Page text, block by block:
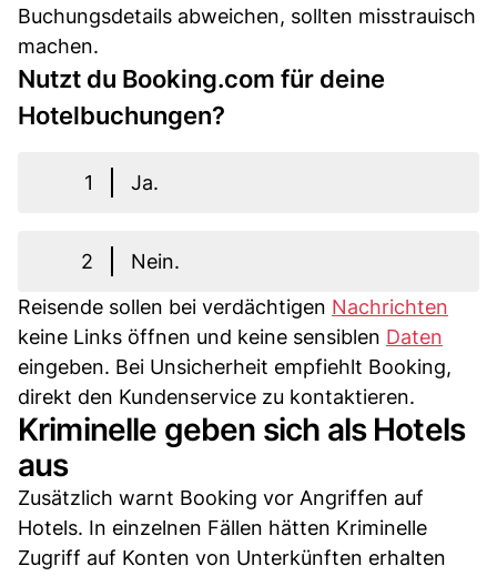
Buchungsdetails abweichen, sollten misstrauisch
machen.
Nutzt du Booking.com für deine
Hotelbuchungen?
1 Ja.
2
Nein.
Reisende sollen bei verdächtigen Nachrichten
keine Links öffnen und keine sensiblen Daten
eingeben. Bei Unsicherheit empfiehlt Booking,
direkt den Kundenservice zu kontaktieren.
Kriminelle geben sich als Hotels
aus
Zusätzlich warnt Booking vor Angriffen auf
Hotels. In einzelnen Fällen hätten Kriminelle
Zugriff auf Konten von Unterkünften erhalten